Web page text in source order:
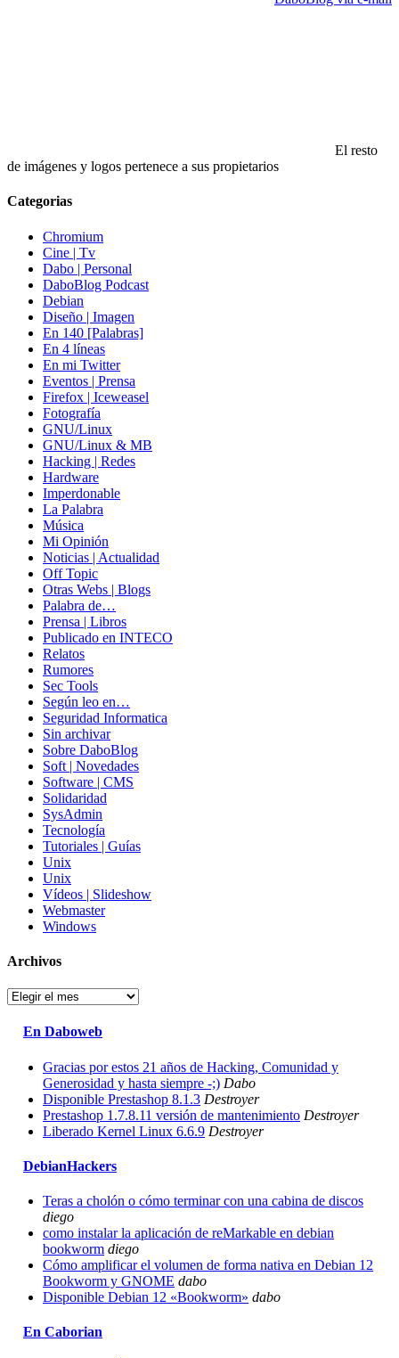
El resto
de imágenes y logos pertenece a sus propietarios
Categorias
Chromium
Cine | Tv
Dabo | Personal
DaboBlog Podcast
Debian
Diseño | Imagen
En 140 [Palabras]
En 4 líneas
En mi Twitter
Eventos | Prensa
Firefox | Iceweasel
Fotografía
GNU/Linux
GNU/Linux & MB
Hacking | Redes
Hardware
Imperdonable
La Palabra
Música
Mi Opinión
Noticias | Actualidad
Off Topic
Otras Webs | Blogs
Palabra de…
Prensa | Libros
Publicado en INTECO
Relatos
Rumores
Sec Tools
Según leo en…
Seguridad Informatica
Sin archivar
Sobre DaboBlog
Soft | Novedades
Software | CMS
Solidaridad
SysAdmin
Tecnología
Tutoriales | Guías
Unix
Unix
Vídeos | Slideshow
Webmaster
Windows
Archivos
Archivos
En Daboweb
Gracias por estos 21 años de Hacking, Comunidad y
Generosidad y hasta siempre -;) Dabo
Disponible Prestashop 8.1.3 Destroyer
Prestashop 1.7.8.11 versión de mantenimiento Destroyer
Liberado Kernel Linux 6.6.9 Destroyer
DebianHackers
Teras a cholón o cómo terminar con una cabina de discos
diego
como instalar la aplicación de reMarkable en debian
bookworm diego
Cómo amplificar el volumen de forma nativa en Debian 12
Bookworm y GNOME dabo
Disponible Debian 12 «Bookworm» dabo
En Caborian